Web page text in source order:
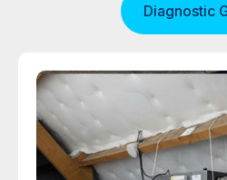
Diagnostic